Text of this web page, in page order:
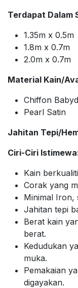
Terdapat Dalam
1.35m x
1.8m x 0.7m
2.0m x 0.7m
Material Kain/
Chiffon
Pearl Satin
Jahitan Tepi/
Ciri-Ciri
Kain
Corak yang
Minimal Iron,
Jahitan tepi
Berat kain
berat.
Kedudukan
muka.
Pemakaian
digayakan.